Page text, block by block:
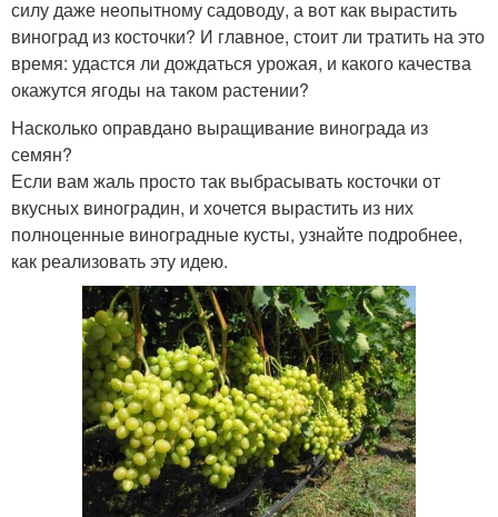
силу даже неопытному садоводу, а вот как вырастить
виноград из косточки? И главное, стоит ли тратить на это
время: удастся ли дождаться урожая, и какого качества
окажутся ягоды на таком растении?
Насколько оправдано выращивание винограда из
семян?
Если вам жаль просто так выбрасывать косточки от
вкусных виноградин, и хочется вырастить из них
полноценные виноградные кусты, узнайте подробнее,
как реализовать эту идею.